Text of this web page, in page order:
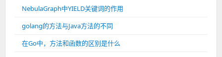
NebulaGraph中YIELD关键词的作用
golang的方法与Java方法的不同
在Go中，方法和函数的区别是什么